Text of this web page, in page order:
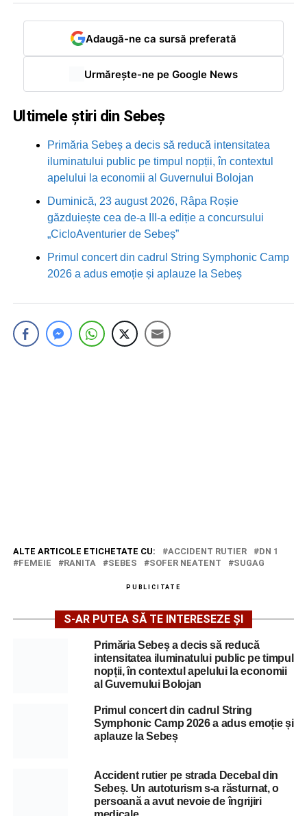
Adaugă-ne ca sursă preferată
Urmărește-ne pe Google News
Ultimele știri din Sebeș
Primăria Sebeș a decis să reducă intensitatea
iluminatului public pe timpul nopții, în contextul
apelului la economii al Guvernului Bolojan
Duminică, 23 august 2026, Râpa Roșie
găzduiește cea de-a III-a ediție a concursului
„CicloAventurier de Sebeș”
Primul concert din cadrul String Symphonic Camp
2026 a adus emoție și aplauze la Sebeș
ALTE ARTICOLE ETICHETATE CU: ACCIDENT RUTIER
DN 1
FEMEIE
RANITA SEBES SOFER NEATENT SUGAG
PUBLICITATE
S-AR PUTEA SĂ TE INTERESEZE ȘI
Primăria Sebeș a decis să reducă
intensitatea iluminatului public pe timpul
nopții, în contextul apelului la economii
al Guvernului Bolojan
Primul concert din cadrul String
Symphonic Camp 2026 a adus emoție și
aplauze la Sebeș
Accident rutier pe strada Decebal din
Sebeș. Un autoturism s-a răsturnat, o
persoană a avut nevoie de îngrijiri